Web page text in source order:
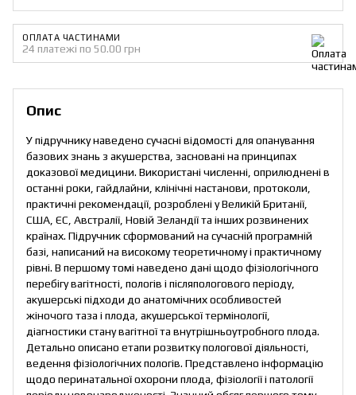
ОПЛАТА ЧАСТИНАМИ
24 платежі по 50.00 грн
Опис
У підручнику наведено сучасні відомості для опанування
базових знань з акушерства, засновані на принципах
доказової медицини. Використані численні, оприлюднені в
останні роки, гайдлайни, клінічні настанови, протоколи,
практичні рекомендації, розроблені у Великій Британії,
США, ЄС, Австралії, Новій Зеландії та інших розвинених
країнах. Підручник сформований на сучасній програмній
базі, написаний на високому теоретичному і практичному
рівні. В першому томі наведено дані щодо фізіологічного
перебігу вагітності, пологів і післяпологового періоду,
акушерські підходи до анатомічних особливостей
жіночого таза і плода, акушерської термінології,
діагностики стану вагітної та внутрішньоутробного плода.
Детально описано етапи розвитку пологової діяльності,
ведення фізіологічних пологів. Представлено інформацію
щодо перинатальної охорони плода, фізіології і патології